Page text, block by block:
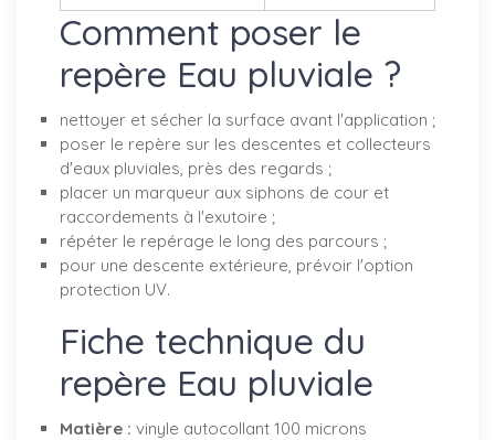
Comment poser le
repère Eau pluviale ?
nettoyer et sécher la surface avant l'application ;
poser le repère sur les descentes et collecteurs
d'eaux pluviales, près des regards ;
placer un marqueur aux siphons de cour et
raccordements à l'exutoire ;
répéter le repérage le long des parcours ;
pour une descente extérieure, prévoir l'option
protection UV.
Fiche technique du
repère Eau pluviale
Matière : vinyle autocollant 100 microns